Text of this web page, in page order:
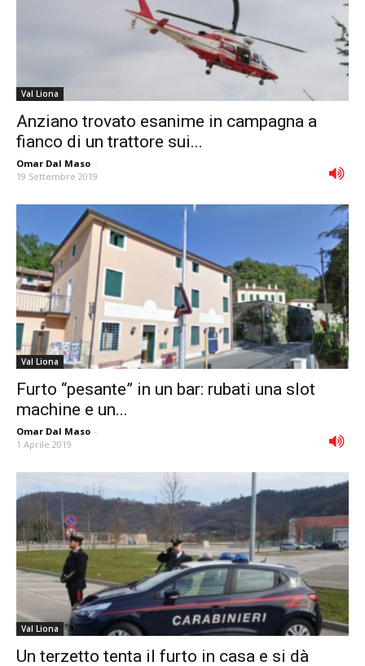
Val Liona
Anziano trovato esanime in campagna a
fianco di un trattore sui...
Omar Dal Maso -
19 Settembre 2019
Val Liona
Furto “pesante” in un bar: rubati una slot
machine e un...
Omar Dal Maso -
1 Aprile 2019
Val Liona
Un terzetto tenta il furto in casa e si dà